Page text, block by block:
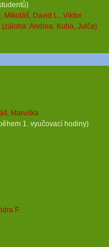
Mikoláš, David L., Viktor
Julča)
Maruška
1. vyučovací hodiny)
F.